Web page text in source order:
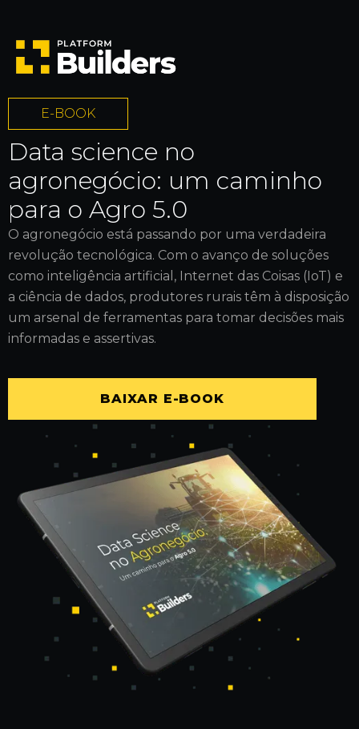
E-BOOK
Data science no
agronegócio: um caminho
para o Agro 5.0
O agronegócio está passando por uma verdadeira
revolução tecnológica. Com o avanço de soluções
como inteligência artificial, Internet das Coisas (IoT) e
a ciência de dados, produtores rurais têm à disposição
um arsenal de ferramentas para tomar decisões mais
informadas e assertivas.
BAIXAR E-BOOK